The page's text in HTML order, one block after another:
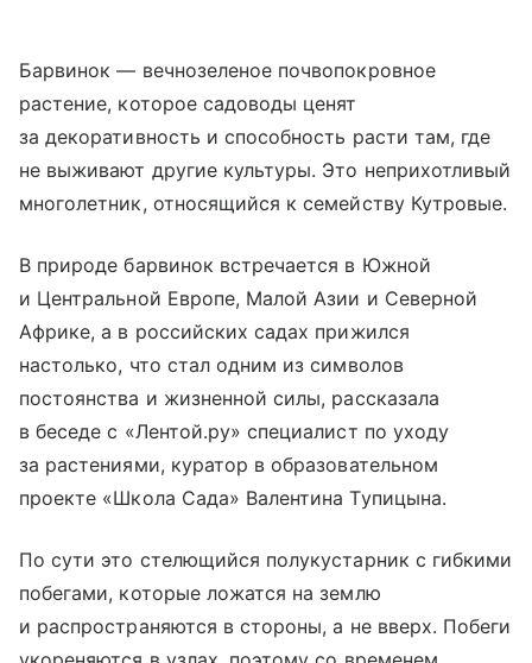
Барвинок — вечнозеленое почвопокровное
растение, которое садоводы ценят
за декоративность и способность расти там, где
не выживают другие культуры. Это неприхотливый
многолетник, относящийся к семейству Кутровые.
В природе барвинок встречается в Южной
и Центральной Европе, Малой Азии и Северной
Африке, а в российских садах прижился
настолько, что стал одним из символов
постоянства и жизненной силы, рассказала
в беседе с «Лентой.ру» специалист по уходу
за растениями, куратор в образовательном
проекте «Школа Сада» Валентина Тупицына.
По сути это стелющийся полукустарник с гибкими
побегами, которые ложатся на землю
и распространяются в стороны, а не вверх. Побеги